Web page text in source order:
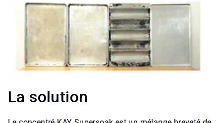
La solution